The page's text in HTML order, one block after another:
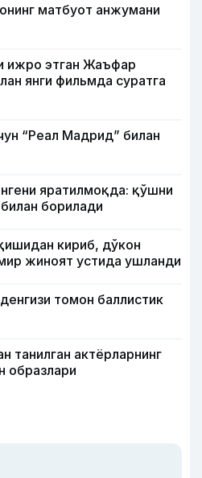
матбуот анжумани
ижро этган Жаъфар
янги фильмда суратга
“Реал Мадрид” билан
яратилмоқда: қўшни
борилади
кириб, дўкон
жиноят устида ушланди
томон баллистик
танилган актёрларнинг
образлари